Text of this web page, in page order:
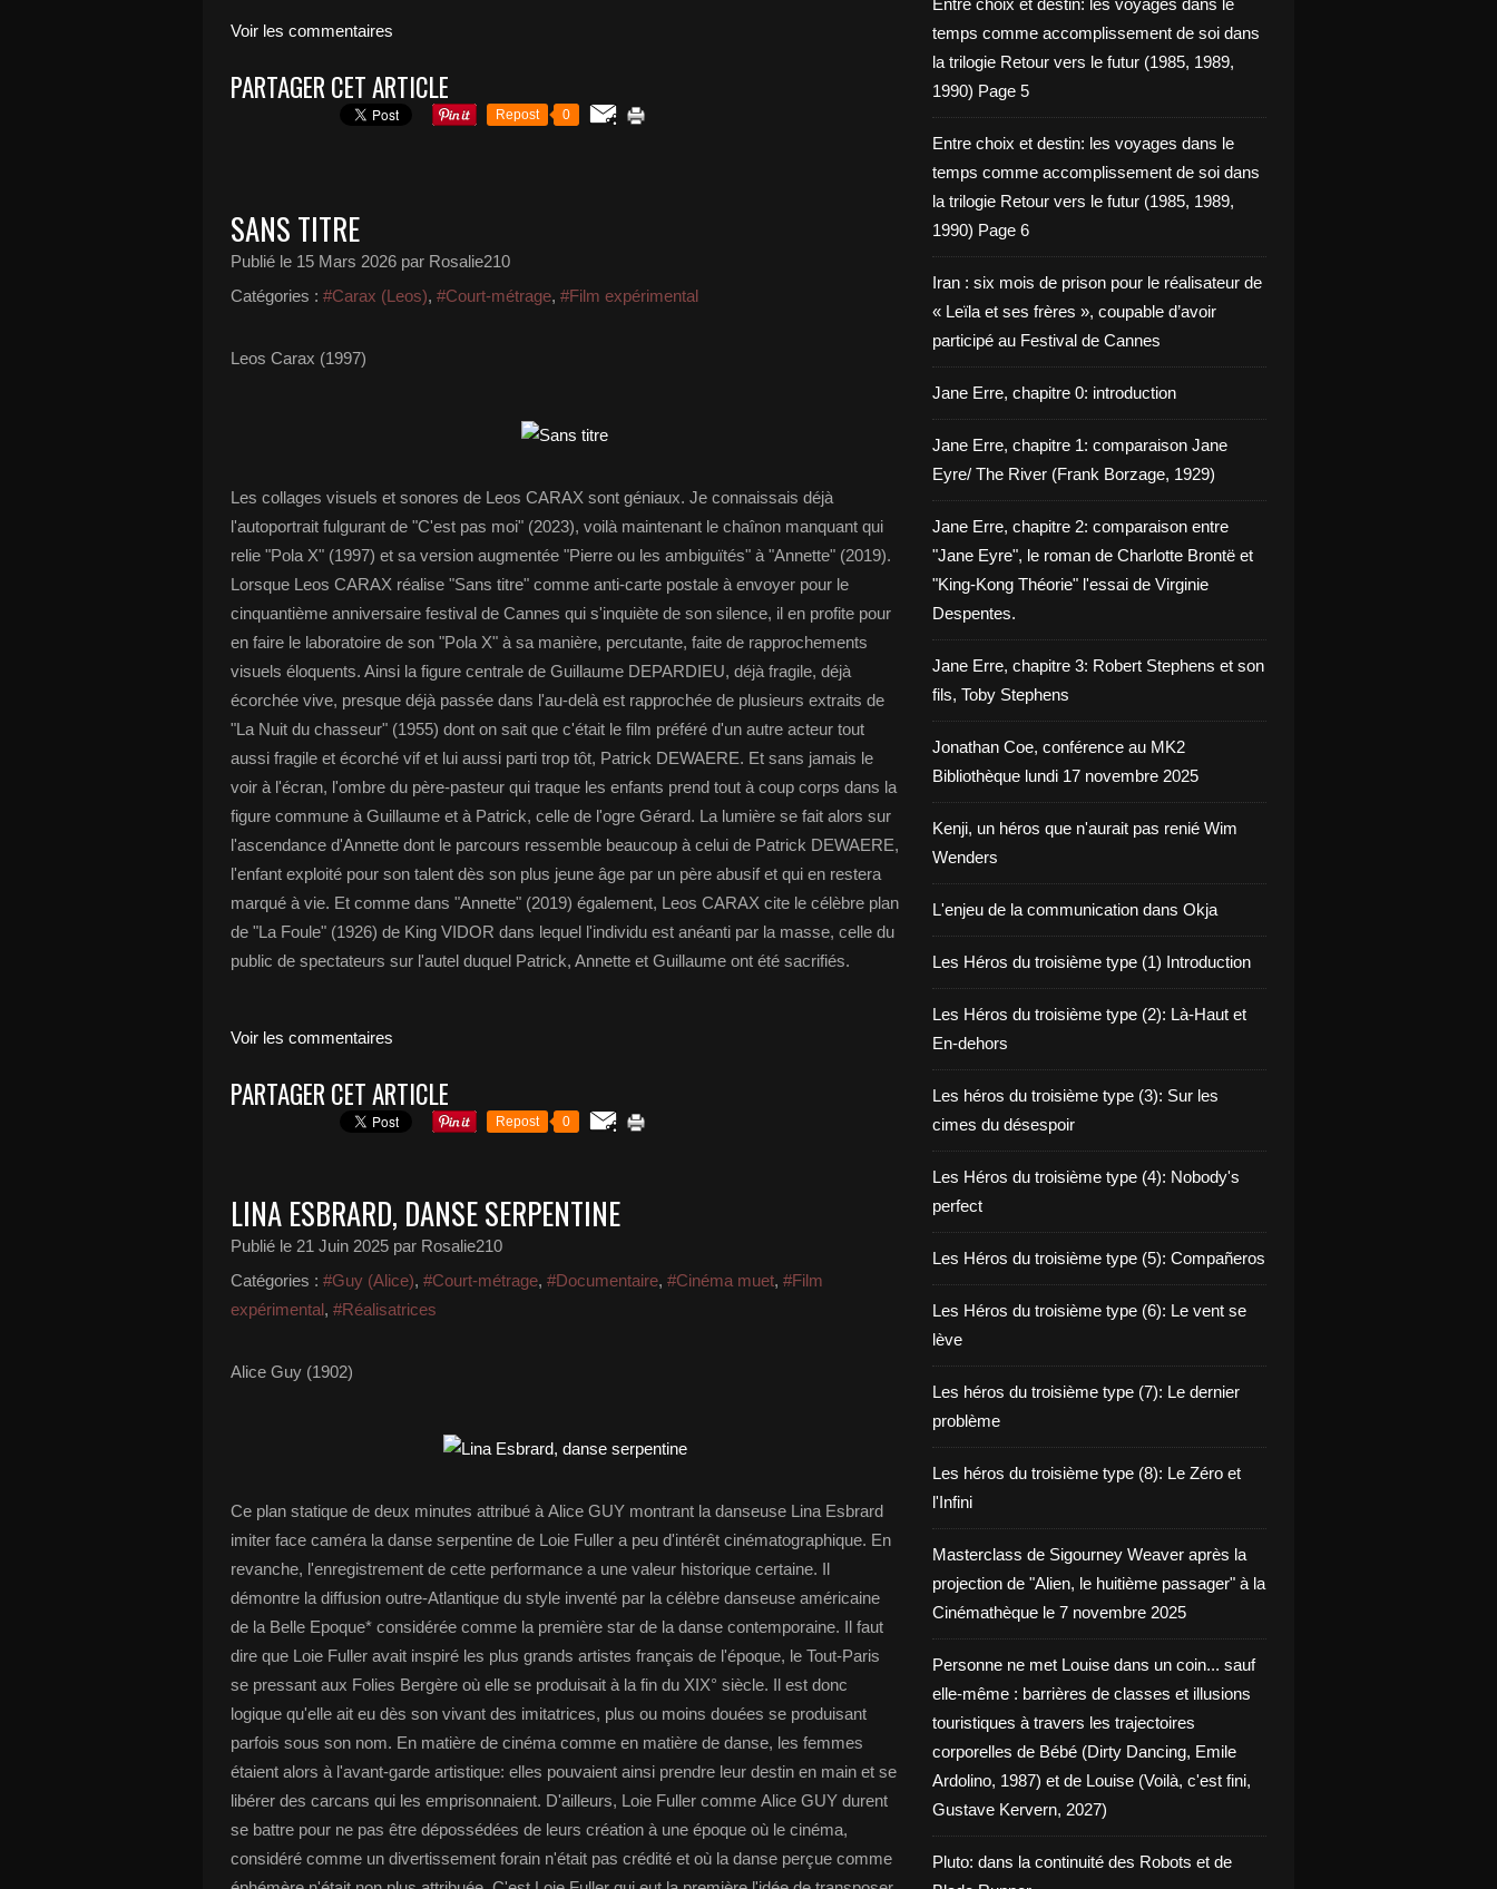
Voir les commentaires
PARTAGER CET ARTICLE
Repost 0
SANS TITRE
Publié le 15 Mars 2026 par Rosalie210
Catégories : #Carax (Leos), #Court-métrage, #Film expérimental
Leos Carax (1997)
Les collages visuels et sonores de Leos CARAX sont géniaux. Je connaissais déjà
l'autoportrait fulgurant de "C'est pas moi" (2023), voilà maintenant le chaînon manquant qui
relie "Pola X" (1997) et sa version augmentée "Pierre ou les ambiguïtés" à "Annette" (2019).
Lorsque Leos CARAX réalise "Sans titre" comme anti-carte postale à envoyer pour le
cinquantième anniversaire festival de Cannes qui s'inquiète de son silence, il en profite pour
en faire le laboratoire de son "Pola X" à sa manière, percutante, faite de rapprochements
visuels éloquents. Ainsi la figure centrale de Guillaume DEPARDIEU, déjà fragile, déjà
écorchée vive, presque déjà passée dans l'au-delà est rapprochée de plusieurs extraits de
"La Nuit du chasseur" (1955) dont on sait que c'était le film préféré d'un autre acteur tout
aussi fragile et écorché vif et lui aussi parti trop tôt, Patrick DEWAERE. Et sans jamais le
voir à l'écran, l'ombre du père-pasteur qui traque les enfants prend tout à coup corps dans la
figure commune à Guillaume et à Patrick, celle de l'ogre Gérard. La lumière se fait alors sur
l'ascendance d'Annette dont le parcours ressemble beaucoup à celui de Patrick DEWAERE,
l'enfant exploité pour son talent dès son plus jeune âge par un père abusif et qui en restera
marqué à vie. Et comme dans "Annette" (2019) également, Leos CARAX cite le célèbre plan
de "La Foule" (1926) de King VIDOR dans lequel l'individu est anéanti par la masse, celle du
public de spectateurs sur l'autel duquel Patrick, Annette et Guillaume ont été sacrifiés.
Voir les commentaires
PARTAGER CET ARTICLE
Repost 0
LINA ESBRARD, DANSE SERPENTINE
Publié le 21 Juin 2025 par Rosalie210
Catégories : #Guy (Alice), #Court-métrage, #Documentaire, #Cinéma muet, #Film
expérimental, #Réalisatrices
Alice Guy (1902)
Ce plan statique de deux minutes attribué à Alice GUY montrant la danseuse Lina Esbrard
imiter face caméra la danse serpentine de Loie Fuller a peu d'intérêt cinématographique. En
revanche, l'enregistrement de cette performance a une valeur historique certaine. Il
démontre la diffusion outre-Atlantique du style inventé par la célèbre danseuse américaine
de la Belle Epoque* considérée comme la première star de la danse contemporaine. Il faut
dire que Loie Fuller avait inspiré les plus grands artistes français de l'époque, le Tout-Paris
se pressant aux Folies Bergère où elle se produisait à la fin du XIX° siècle. Il est donc
logique qu'elle ait eu dès son vivant des imitatrices, plus ou moins douées se produisant
parfois sous son nom. En matière de cinéma comme en matière de danse, les femmes
étaient alors à l'avant-garde artistique: elles pouvaient ainsi prendre leur destin en main et se
libérer des carcans qui les emprisonnaient. D'ailleurs, Loie Fuller comme Alice GUY durent
se battre pour ne pas être dépossédées de leurs création à une époque où le cinéma,
considéré comme un divertissement forain n'était pas crédité et où la danse perçue comme
Entre choix et destin: les voyages dans le
temps comme accomplissement de soi dans
la trilogie Retour vers le futur (1985, 1989,
1990) Page 5
Entre choix et destin: les voyages dans le
temps comme accomplissement de soi dans
la trilogie Retour vers le futur (1985, 1989,
1990) Page 6
Iran : six mois de prison pour le réalisateur de
« Leïla et ses frères », coupable d’avoir
participé au Festival de Cannes
Jane Erre, chapitre 0: introduction
Jane Erre, chapitre 1: comparaison Jane
Eyre/ The River (Frank Borzage, 1929)
Jane Erre, chapitre 2: comparaison entre
"Jane Eyre", le roman de Charlotte Brontë et
"King-Kong Théorie" l'essai de Virginie
Despentes.
Jane Erre, chapitre 3: Robert Stephens et son
fils, Toby Stephens
Jonathan Coe, conférence au MK2
Bibliothèque lundi 17 novembre 2025
Kenji, un héros que n'aurait pas renié Wim
Wenders
L'enjeu de la communication dans Okja
Les Héros du troisième type (1) Introduction
Les Héros du troisième type (2): Là-Haut et
En-dehors
Les héros du troisième type (3): Sur les
cimes du désespoir
Les Héros du troisième type (4): Nobody's
perfect
Les Héros du troisième type (5): Compañeros
Les Héros du troisième type (6): Le vent se
lève
Les héros du troisième type (7): Le dernier
problème
Les héros du troisième type (8): Le Zéro et
l'Infini
Masterclass de Sigourney Weaver après la
projection de "Alien, le huitième passager" à la
Cinémathèque le 7 novembre 2025
Personne ne met Louise dans un coin... sauf
elle-même : barrières de classes et illusions
touristiques à travers les trajectoires
corporelles de Bébé (Dirty Dancing, Emile
Ardolino, 1987) et de Louise (Voilà, c'est fini,
Gustave Kervern, 2027)
Pluto: dans la continuité des Robots et de